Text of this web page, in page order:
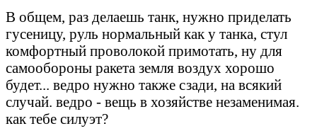
В общем, раз делаешь танк, нужно приделать
гусеницу, руль нормальный как у танка, стул
комфортный проволокой примотать, ну для
самообороны ракета земля воздух хорошо
будет... ведро нужно также сзади, на всякий
случай. ведро - вещь в хозяйстве незаменимая.
как тебе силуэт?